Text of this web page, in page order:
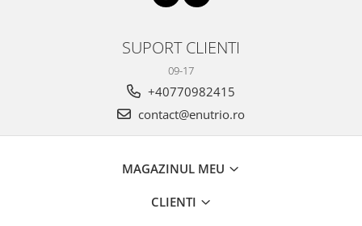
SUPORT CLIENTI
09-17
+40770982415
contact@enutrio.ro
MAGAZINUL MEU
CLIENTI